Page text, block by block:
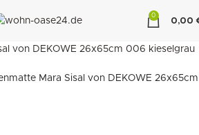
0
0,00
Mara Sisal von DEKOWE 26x65cm